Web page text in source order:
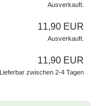
Ausverkauft.
11,90 EUR
Ausverkauft.
11,90 EUR
Lieferbar zwischen 2-4 Tagen